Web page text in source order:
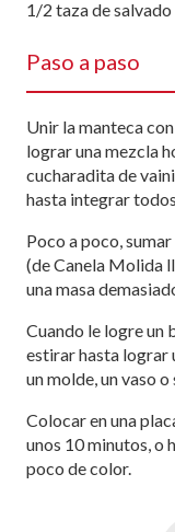
1/2 taza de salvado
Paso a paso
Unir la manteca
lograr una mezcla
cucharadita de
hasta integrar
Poco a poco,
(de Canela Molida
una masa
Cuando le logre un
estirar hasta lograr
un molde, un vaso
Colocar en una
unos 10 minutos, o
poco de color.